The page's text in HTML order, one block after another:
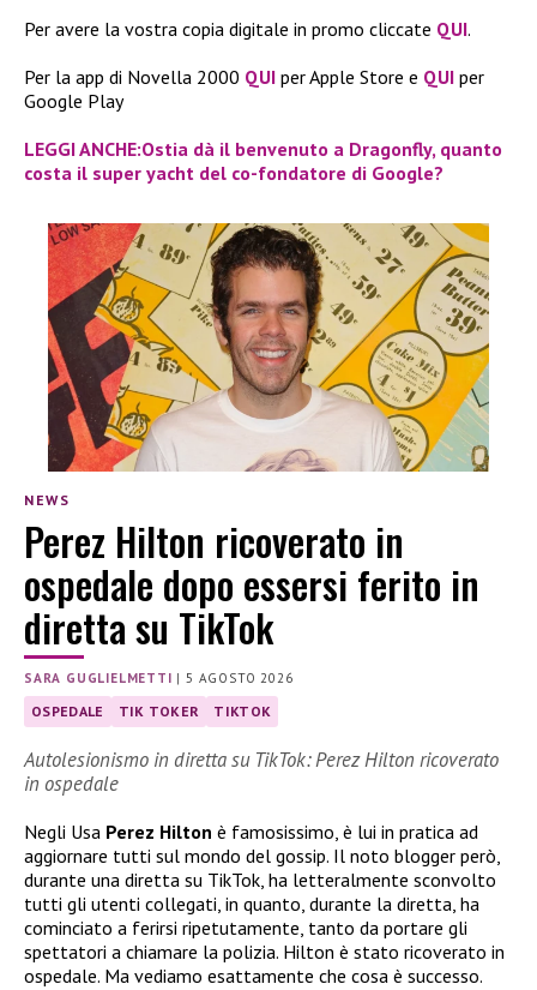
Per avere la vostra copia digitale in promo cliccate QUI.
Per la app di Novella 2000 QUI per Apple Store e QUI per
Google Play
LEGGI ANCHE:Ostia dà il benvenuto a Dragonfly, quanto
costa il super yacht del co-fondatore di Google?
NEWS
Perez Hilton ricoverato in
ospedale dopo essersi ferito in
diretta su TikTok
SARA GUGLIELMETTI |5 AGOSTO 2026
OSPEDALE TIK TOKER TIKTOK
Autolesionismo in diretta su TikTok: Perez Hilton ricoverato
in ospedale
Negli Usa Perez Hilton è famosissimo, è lui in pratica ad
aggiornare tutti sul mondo del gossip. Il noto blogger però,
durante una diretta su TikTok, ha letteralmente sconvolto
tutti gli utenti collegati, in quanto, durante la diretta, ha
cominciato a ferirsi ripetutamente, tanto da portare gli
spettatori a chiamare la polizia. Hilton è stato ricoverato in
ospedale. Ma vediamo esattamente che cosa è successo.